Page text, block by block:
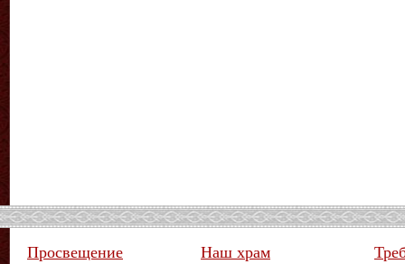
Просвещение Наш храм